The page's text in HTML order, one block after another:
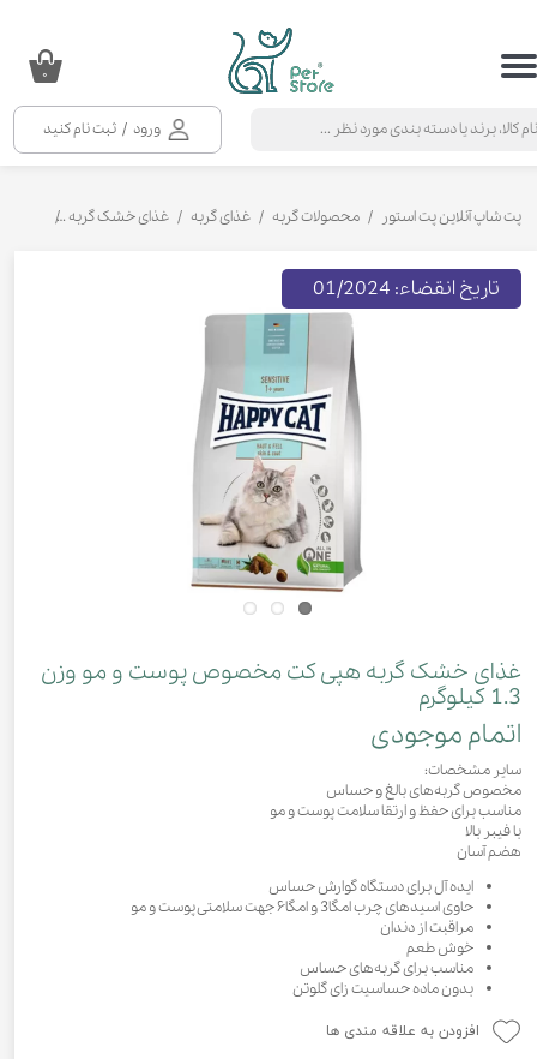
ورود / ثبت نام کنید
حساب کاربری من
خروج از حساب کاربری
۰
پت شاپ آنلاین پت استور محصولات گربه غذای گربه غذای خشک گربه
غذای خشک گربه هپی کت مخصوص پوست و مو وزن
1.3 کیلوگرم
اتمام موجودی
سایر مشخصات:
مخصوص گربه‌های بالغ و حساس
مناسب برای حفظ و ارتقا سلامت پوست و مو
با فیبر بالا
هضم آسان
ایده آل برای دستگاه گوارش حساس
حاوی اسیدهای چرب امگا3 و امگا۶ جهت سلامتی پوست و مو
مراقبت از دندان
خوش طعم
مناسب برای گربه‌های حساس
بدون ماده حساسیت زای گلوتن
تاریخ انقضاء: 01/2024
افزودن به علاقه مندی ها